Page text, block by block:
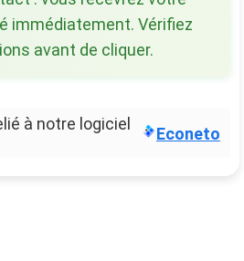
immédiatement. Vérifiez
avant de cliquer.
à notre logiciel
Econeto